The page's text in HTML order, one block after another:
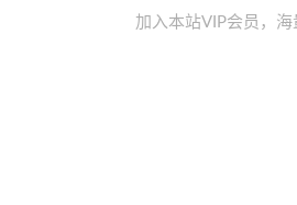
加入本站VIP会员，